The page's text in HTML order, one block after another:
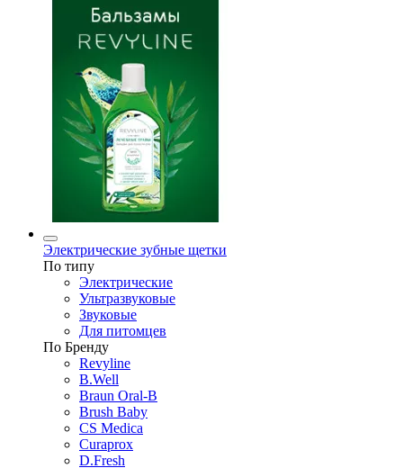
Электрические зубные щетки
По типу
Электрические
Ультразвуковые
Звуковые
Для питомцев
По Бренду
Revyline
B.Well
Braun Oral-B
Brush Baby
CS Medica
Curaprox
D.Fresh